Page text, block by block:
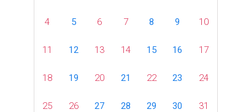
4 5 6 7 8 9 10
11 12 13 14 15 16 17
18 19 20 21 22 23 24
25 26 27 28 29 30 31